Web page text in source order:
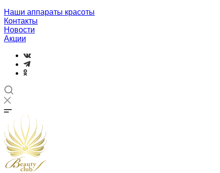
Наши аппараты красоты
Контакты
Новости
Акции